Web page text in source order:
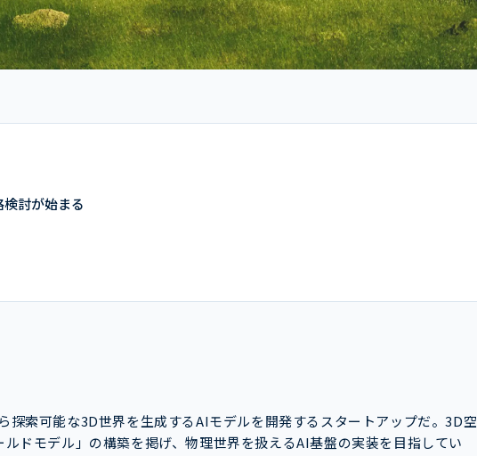
討が始まる
索可能な3D世界を生成するAIモデルを開発するスタートアップだ。3D空
ドモデル」の構築を掲げ、物理世界を扱えるAI基盤の実装を目指してい